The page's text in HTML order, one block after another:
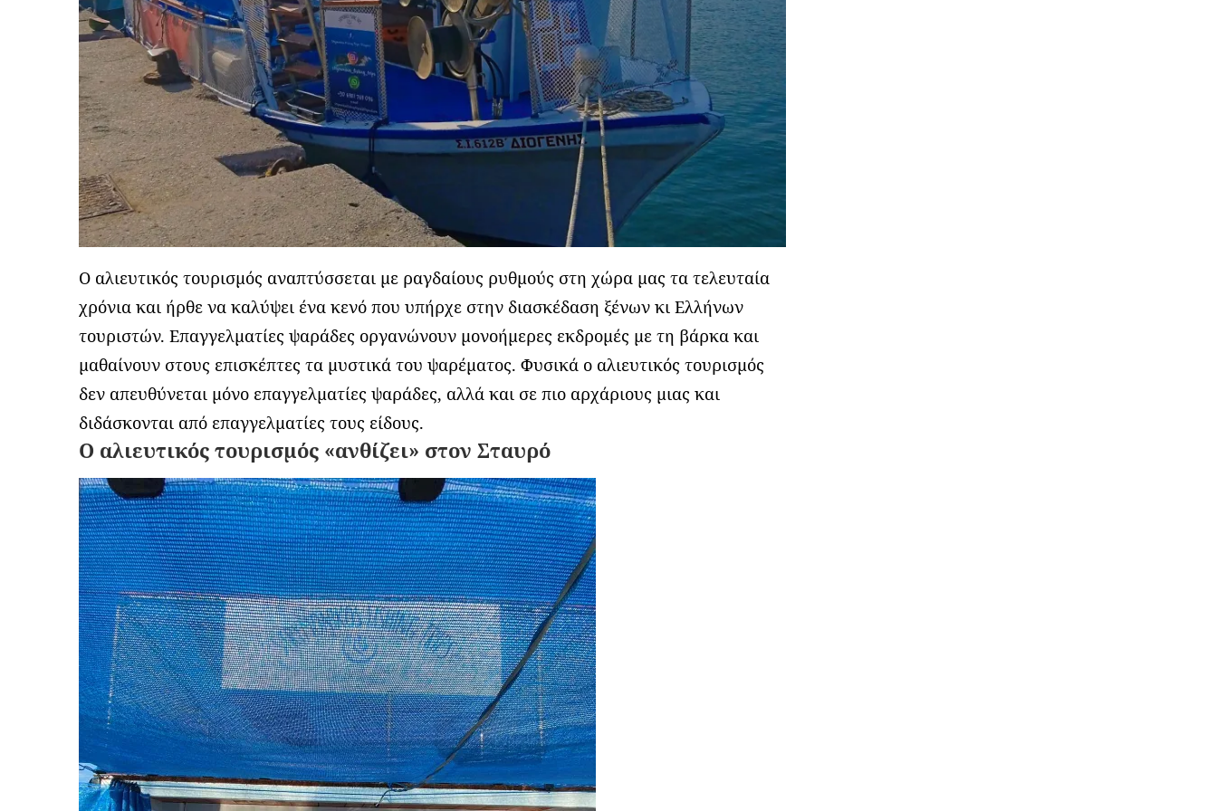
Ο αλιευτικός τουρισμός αναπτύσσεται με ραγδαίους ρυθμούς στη χώρα μας τα τελευταία
χρόνια και ήρθε να καλύψει ένα κενό που υπήρχε στην διασκέδαση ξένων κι Ελλήνων
τουριστών. Επαγγελματίες ψαράδες οργανώνουν μονοήμερες εκδρομές με τη βάρκα και
μαθαίνουν στους επισκέπτες τα μυστικά του ψαρέματος. Φυσικά ο αλιευτικός τουρισμός
δεν απευθύνεται μόνο επαγγελματίες ψαράδες, αλλά και σε πιο αρχάριους μιας και
διδάσκονται από επαγγελματίες τους είδους.
Ο αλιευτικός τουρισμός «ανθίζει» στον Σταυρό